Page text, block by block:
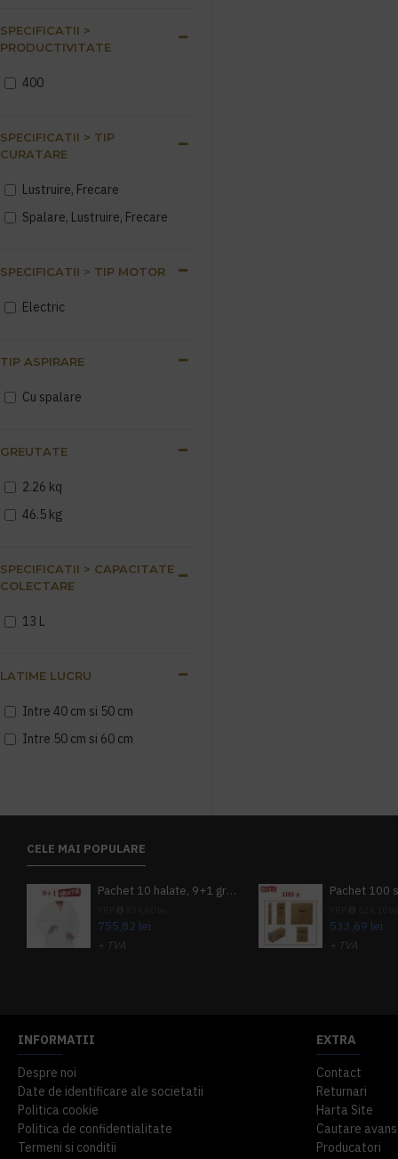
SPECIFICATII >
PRODUCTIVITATE
400
SPECIFICATII > TIP
CURATARE
Lustruire, Frecare
Spalare, Lustruire, Frecare
SPECIFICATII > TIP MOTOR
Electric
TIP ASPIRARE
Cu spalare
GREUTATE
2.26 kq
46.5 kg
SPECIFICATII > CAPACITATE
COLECTARE
13 L
LATIME LUCRU
Intre 40 cm si 50 cm
Intre 50 cm si 60 cm
CELE MAI POPULARE
Pachet 10 halate, 9+1 gratuit
755,82 lei
+ TVA
533,69 lei
+ TVA
INFORMATII
Despre noi
Date de identificare ale societatii
Politica cookie
Politica de confidentialitate
Termeni si conditii
EXTRA
Contact
Returnari
Harta Site
Cautare
Producatori